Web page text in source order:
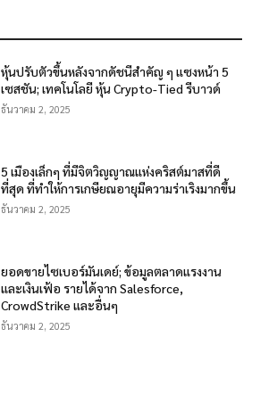
หุ้นปรับตัวขึ้นหลังจากดัชนีสำคัญ ๆ แซงหน้า 5
เซสชัน; เทคโนโลยี หุ้น Crypto-Tied รีบาวด์
ธันวาคม 2, 2025
5 เมืองเล็กๆ ที่มีจิตวิญญาณแห่งคริสต์มาสที่ดี
ที่สุด ที่ทำให้การเกษียณอายุมีความร่าเริงมากขึ้น
ธันวาคม 2, 2025
ยอดขายไซเบอร์มันเดย์; ข้อมูลตลาดแรงงาน
และเงินเฟ้อ รายได้จาก Salesforce,
CrowdStrike และอื่นๆ
ธันวาคม 2, 2025